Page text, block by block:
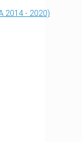
2014 - 2020)